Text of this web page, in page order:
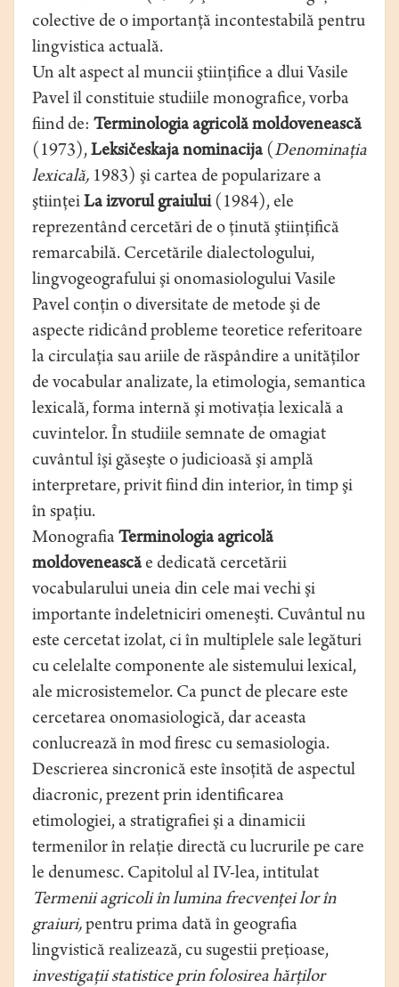
colective de o importanţă incontestabilă pentru
lingvistica actuală.
Un alt aspect al muncii ştiinţifice a dlui Vasile
Pavel îl constituie studiile monografice, vorba
fiind de: Terminologia agricolă moldovenească
(1973),Leksičeskaja nominacija (Denominaţia
lexicală, 1983) şi cartea de popularizare a
ştiinţeiLa izvorul graiului(1984), ele
reprezentând cercetări de o ţinută ştiinţifică
remarcabilă. Cercetările dialectologului,
lingvogeografului şi onomasiologului Vasile
Pavel conţin o diversitate de metode şi de
aspecte ridicând probleme teoretice referitoare
la circulaţia sau ariile de răspândire a unităţilor
de vocabular analizate, la etimologia, semantica
lexicală, forma internă şi motivaţia lexicală a
cuvintelor. În studiile semnate de omagiat
cuvântul îşi găseşte o judicioasă şi amplă
interpretare, privit fiind din interior, în timp şi
în spaţiu.
Monografia Terminologia agricolă
moldovenească e dedicată cercetării
vocabularului uneia din cele mai vechi şi
importante îndeletniciri omeneşti. Cuvântul nu
este cercetat izolat, ci în multiplele sale legături
cu celelalte componente ale sistemului lexical,
ale microsistemelor. Ca punct de plecare este
cercetarea onomasiologică, dar aceasta
conlucrează în mod firesc cu semasiologia.
Descrierea sincronică este însoţită de aspectul
diacronic, prezent prin identificarea
etimologiei, a stratigrafiei şi a dinamicii
termenilor în relaţie directă cu lucrurile pe care
le denumesc. Capitolul al IV-lea, intitulat
Termenii agricoli în lumina frecvenţei lor în
graiuri,pentru prima dată în geografia
lingvistică realizează, cu sugestii preţioase,
investigaţii statistice prin folosirea hărţilor